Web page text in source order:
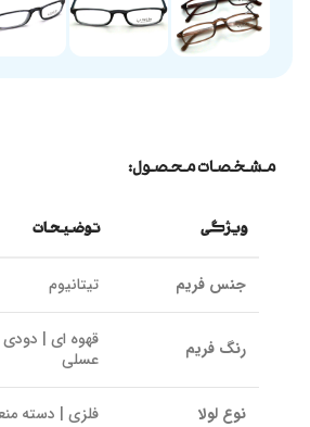
مشخصات محصول:
ویژگی توضیحات
جنس فریم تیتانیوم
رنگ فریم
قهوه ای |
عسلی
نوع لولا فلزی | دسته